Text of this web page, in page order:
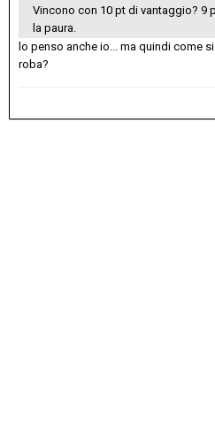
Vincono con 10 pt di vantaggio? 9
la paura.
lo penso anche io... ma quindi come
roba?